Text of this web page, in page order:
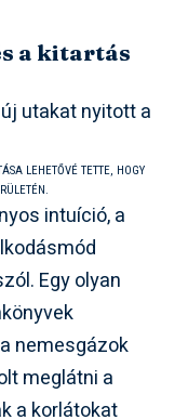
a kitartás
LEHETŐVÉ TETTE, HOGY
intuíció, a
Egy olyan
nemesgázok
meglátni a
a korlátokat